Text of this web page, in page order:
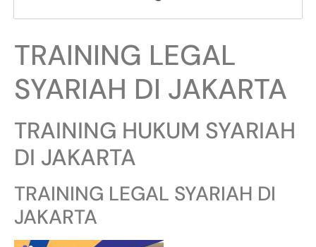
TRAINING LEGAL
SYARIAH DI JAKARTA
TRAINING HUKUM SYARIAH
DI JAKARTA
TRAINING LEGAL SYARIAH DI
JAKARTA